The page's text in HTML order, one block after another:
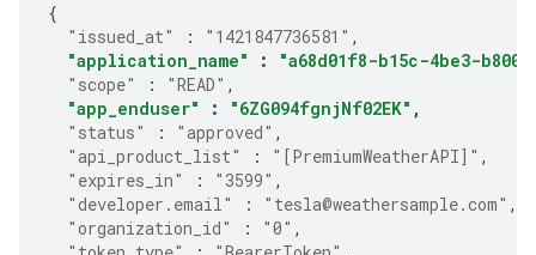
{
"issued_at"
: "1421847736581" ,
"application_name"
:
"a68d01f8-b15c-4be3-
"scope"
: "READ" ,
"app_enduser"
: "6ZG094fgnjNf02EK" ,
"status"
: "approved" ,
"api_product_list"
: "[PremiumWeatherAPI]" ,
"expires_in"
: "3599" ,
"developer.email"
: "tesla@weathersample.com" ,
"organization_id"
: "0" ,